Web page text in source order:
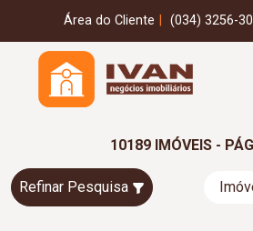
Área do Cliente (034) 3256-
10189 IMÓVEIS -
Refinar Pesquisa